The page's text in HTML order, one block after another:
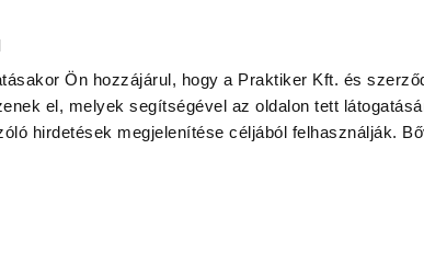
Ön hozzájárul, hogy a Praktiker Kft. és
el, melyek segítségével az oldalon tett
hirdetések megjelenítése céljából felhasználják.